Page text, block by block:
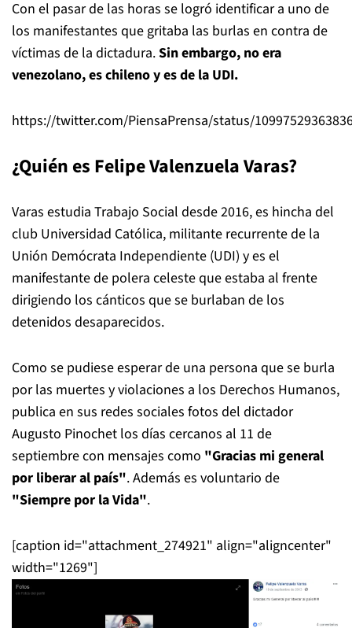
Con el pasar de las horas se logró identificar a uno de
los manifestantes que gritaba las burlas en contra de
víctimas de la dictadura.Sin embargo, no era
venezolano, es chileno y es de la UDI.
https://twitter.com/PiensaPrensa/status/
¿Quién es Felipe Valenzuela Varas?
Varas estudia Trabajo Social desde 2016, es hincha del
club Universidad Católica, militante recurrente de la
Unión Demócrata Independiente (UDI) y es el
manifestante de polera celeste que estaba al frente
dirigiendo los cánticos que se burlaban de los
detenidos desaparecidos.
Como se pudiese esperar de una persona que se burla
por las muertes y violaciones a los Derechos Humanos,
publica en sus redes sociales fotos del dictador
Augusto Pinochet los días cercanos al 11 de
septiembre con mensajes como "Gracias mi general
por liberar al país". Además es voluntario de
"Siempre por la Vida".
[caption id="attachment_274921" align="aligncenter"
width="1269"]